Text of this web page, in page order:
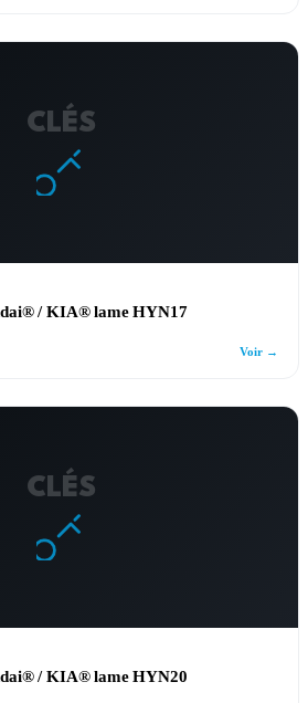
CLÉS
/ KIA® lame HYN17
Voir →
CLÉS
/ KIA® lame HYN20